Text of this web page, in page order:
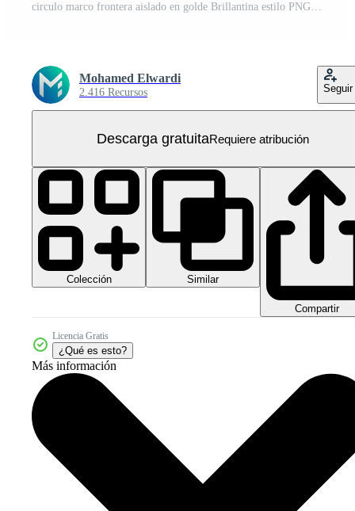
circulo marco frontera aislado en golde Brillantina estilo PNG Gratis
Mohamed Elwardi
2.416 Recursos Seguir
Descarga gratuitaRequiere atribución
Colección Similar
Compartir
Licencia Gratis
¿Qué es esto?
Más información